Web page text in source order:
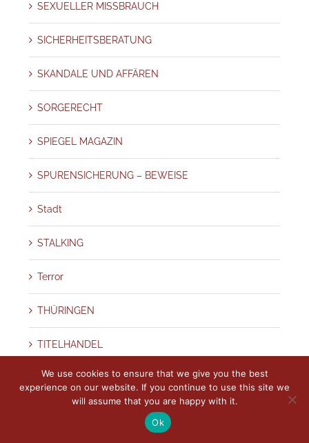
SEXUELLER MISSBRAUCH
SICHERHEITSBERATUNG
SKANDALE UND AFFÄREN
SORGERECHT
SPIEGEL MAGAZIN
SPURENSICHERUNG – BEWEISE
Stadt
STALKING
Terror
THÜRINGEN
TITELHANDEL
TRICKBETRÜGER
ÜBERWACHUNGSTECHNIK
We use cookies to ensure that we give you the best
experience on our website. If you continue to use this site we
will assume that you are happy with it.
Ok